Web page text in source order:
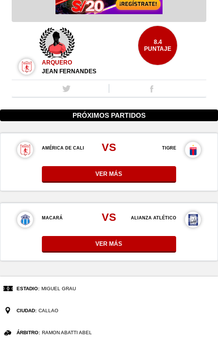
ARQUERO
JEAN FERNANDES
8.4
PUNTAJE
PRÓXIMOS PARTIDOS
AMÉRICA DE CALI VS TIGRE
VER MÁS
MACARÁ VS ALIANZA ATLÉTICO
VER MÁS
ESTADIO: MIGUEL GRAU
CIUDAD: CALLAO
ÁRBITRO: RAMON ABATTI ABEL